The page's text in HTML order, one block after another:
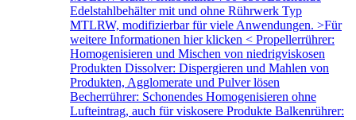
Edelstahlbehälter mit und ohne Rührwerk Typ
MTLRW, modifizierbar für viele Anwendungen. >Für
weitere Informationen hier klicken < Propellerrührer:
Homogenisieren und Mischen von niedrigviskosen
Produkten Dissolver: Dispergieren und Mahlen von
Produkten, Agglomerate und Pulver lösen
Becherrührer: Schonendes Homogenisieren ohne
Lufteintrag, auch für viskosere Produkte Balkenrührer: